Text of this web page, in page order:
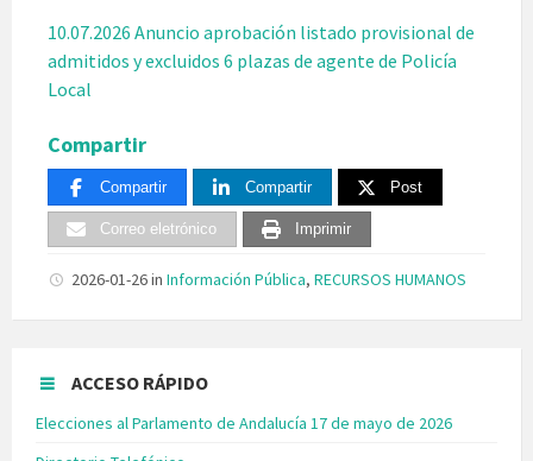
10.07.2026 Anuncio aprobación listado provisional de
admitidos y excluidos 6 plazas de agente de Policía
Local
Compartir
Compartir Compartir Post
Correo eletrónico Imprimir
2026-01-26in Información Pública, RECURSOS HUMANOS
ACCESO RÁPIDO
Elecciones al Parlamento de Andalucía 17 de mayo de 2026